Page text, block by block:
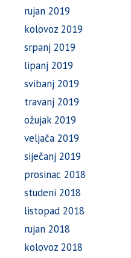
rujan 2019
kolovoz 2019
srpanj 2019
lipanj 2019
svibanj 2019
travanj 2019
ožujak 2019
veljača 2019
siječanj 2019
prosinac 2018
studeni 2018
listopad 2018
rujan 2018
kolovoz 2018